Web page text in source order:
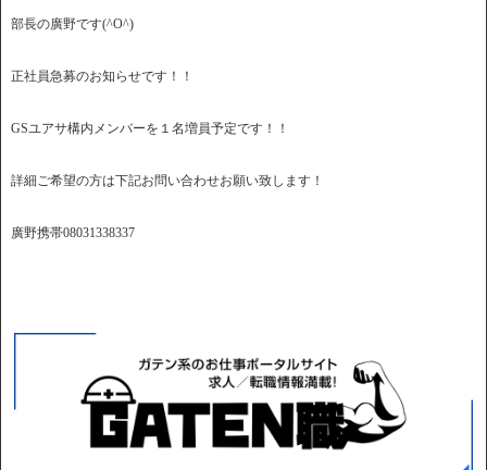
部長の廣野です(^O^)
正社員急募のお知らせです！！
GSユアサ構内メンバーを１名増員予定です！！
詳細ご希望の方は下記お問い合わせお願い致します！
廣野携帯08031338337